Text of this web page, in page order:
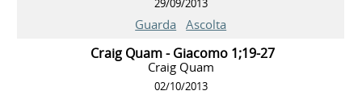
29/09/2013
Guarda Ascolta
Craig Quam - Giacomo 1;19-27
Craig Quam
02/10/2013